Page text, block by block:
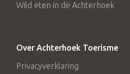
Wild eten in de Achterhoek
Over Achterhoek Toerisme
Privacyverklaring